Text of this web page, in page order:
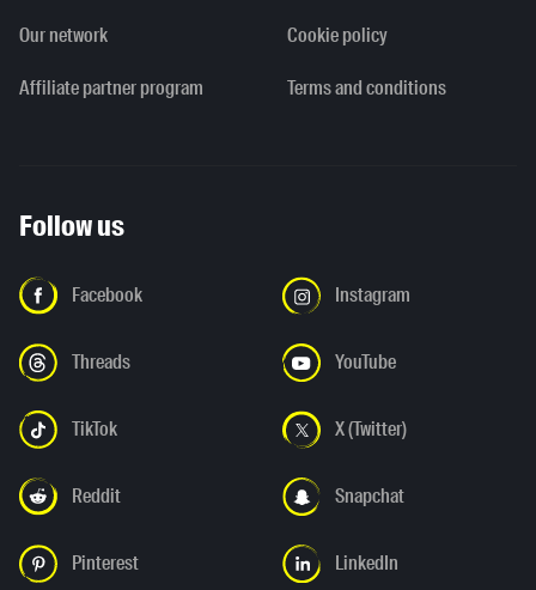
Our network
Affiliate partner program
Cookie policy
Terms and conditions
Follow us
Facebook Instagram
Threads YouTube
TikTok X (Twitter)
Reddit Snapchat
Pinterest LinkedIn